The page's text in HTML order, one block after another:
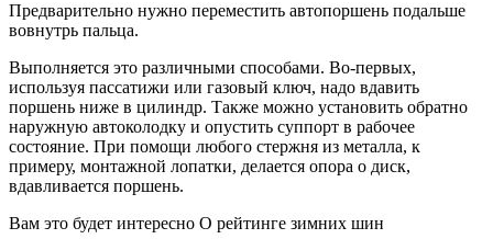
Предварительно нужно переместить автопоршень подальше
вовнутрь пальца.
Выполняется это различными способами. Во-первых,
используя пассатижи или газовый ключ, надо вдавить
поршень ниже в цилиндр. Также можно установить обратно
наружную автоколодку и опустить суппорт в рабочее
состояние. При помощи любого стержня из металла, к
примеру, монтажной лопатки, делается опора о диск,
вдавливается поршень.
Вам это будет интересно О рейтинге зимних шин